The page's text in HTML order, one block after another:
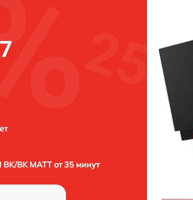
BK/BK MATT от 35 минут